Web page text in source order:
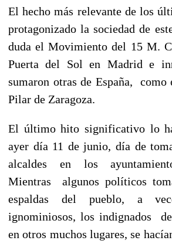
El hecho más relevante de los
protagonizado la sociedad de
duda el Movimiento del 15 M.
Puerta del Sol en Madrid e
sumaron otras de España, como
Pilar de Zaragoza.
El último hito significativo lo
ayer día 11 de junio, día de
alcaldes en los
Mientras algunos políticos
espaldas del pueblo, a
ignominiosos, los indignados
en otros muchos lugares, se